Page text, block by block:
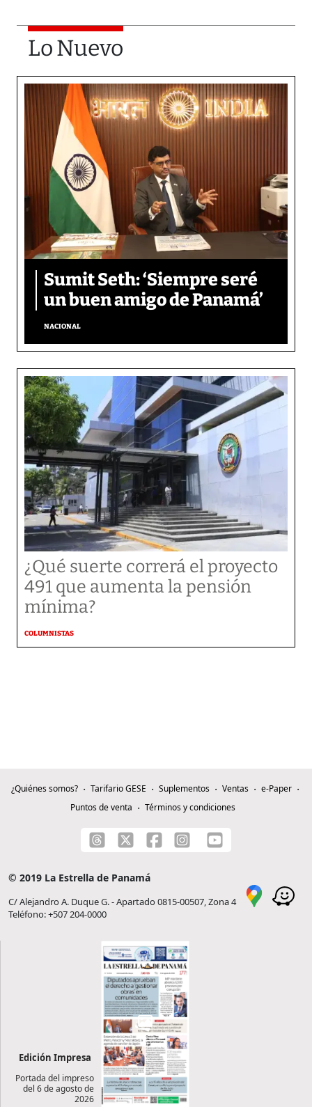
Lo Nuevo
Sumit Seth: ‘Siempre seré
un buen amigo de Panamá’
NACIONAL
¿Qué suerte correrá el proyecto
491 que aumenta la pensión
mínima?
COLUMNISTAS
¿Quiénes somos? Tarifario GESE Suplementos Ventas
e-Paper
Puntos de venta
Términos y condiciones
© 2019 La Estrella de Panamá
C/ Alejandro A. Duque G. - Apartado 0815-00507, Zona 4
Teléfono: +507 204-0000
Edición Impresa
Portada del impreso
del 6 de agosto de
2026